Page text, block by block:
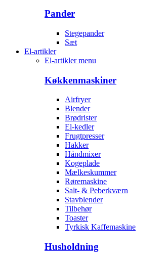
Pander
Stegepander
Sæt
El-artikler
El-artikler menu
Køkkenmaskiner
Airfryer
Blender
Brødrister
El-kedler
Frugtpresser
Hakker
Håndmixer
Kogeplade
Mælkeskummer
Røremaskine
Salt- & Peberkværn
Stavblender
Tilbehør
Toaster
Tyrkisk Kaffemaskine
Husholdning